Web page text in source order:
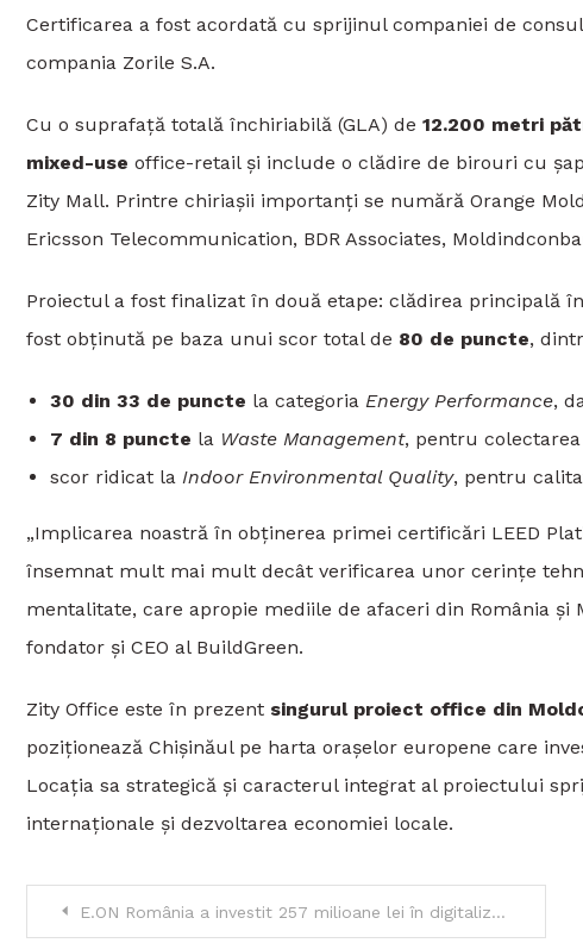
Certificarea a fost acordată cu sprijinul companiei de
compania Zorile S.A.
Cu o suprafață totală închiriabilă (GLA) de 12.200 metri
mixed-use office-retail și include o clădire de birouri cu
Zity Mall. Printre chiriașii importanți se numără Orange
Ericsson Telecommunication, BDR Associates,
Proiectul a fost finalizat în două etape: clădirea principală
fost obținută pe baza unui scor total de 80 de puncte,
30 din 33 de puncte la categoria Energy Performance,
7 din 8 puncte la Waste Management, pentru
scor ridicat la Indoor Environmental Quality, pentru
„Implicarea noastră în obținerea primei certificări LEED
însemnat mult mai mult decât verificarea unor cerințe
mentalitate, care apropie mediile de afaceri din România și
fondator și CEO al BuildGreen.
Zity Office este în prezent singurul proiect office din
poziționează Chișinăul pe harta orașelor europene care
Locația sa strategică și caracterul integrat al proiectului
internaționale și dezvoltarea economiei locale.
Navigare
E.ON România a investit 257 milioane lei în digitalizare și modernizarea rețelelor în 2024